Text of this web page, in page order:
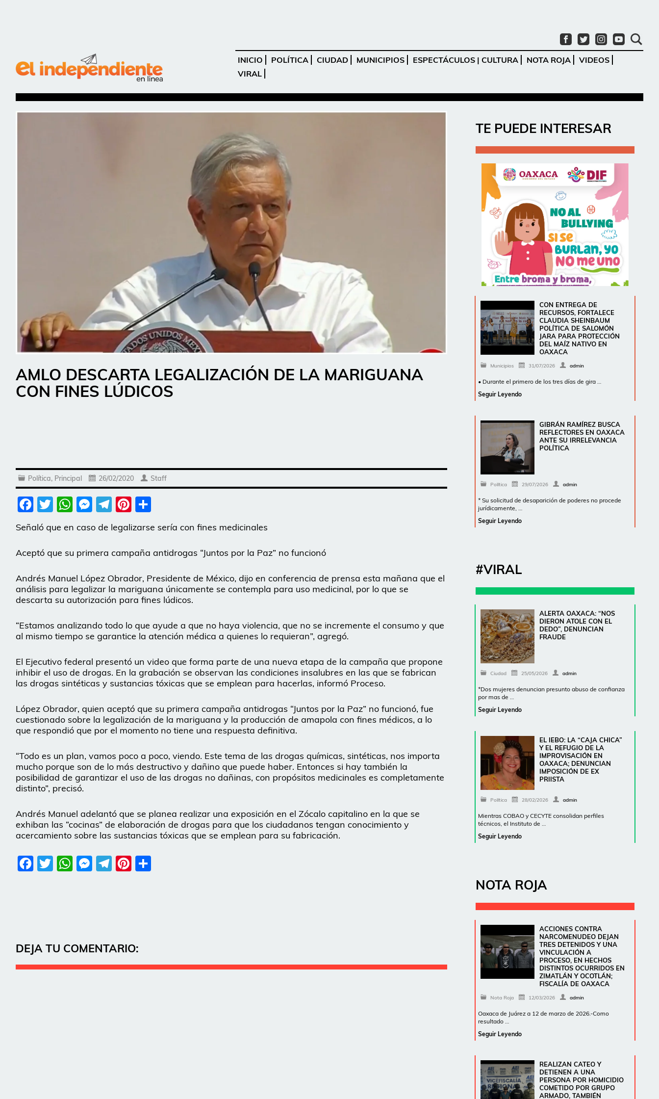
INICIO POLÍTICA CIUDAD MUNICIPIOS ESPECTÁCULOS | CULTURA NOTA ROJA
VIDEOS
VIRAL
AMLO DESCARTA LEGALIZACIÓN DE LA MARIGUANA
CON FINES LÚDICOS
Política, Principal 26/02/2020 Staff
Facebook
Twitter
WhatsApp
Messenger
Telegram
Pinterest
Señaló que en caso de legalizarse sería con fines medicinales
Aceptó que su primera campaña antidrogas “Juntos por la Paz” no funcionó
Andrés Manuel López Obrador, Presidente de México, dijo en conferencia de prensa esta mañana que el
análisis para legalizar la mariguana únicamente se contempla para uso medicinal, por lo que se
descarta su autorización para fines lúdicos.
“Estamos analizando todo lo que ayude a que no haya violencia, que no se incremente el consumo y que
al mismo tiempo se garantice la atención médica a quienes lo requieran”, agregó.
El Ejecutivo federal presentó un video que forma parte de una nueva etapa de la campaña que propone
inhibir el uso de drogas. En la grabación se observan las condiciones insalubres en las que se fabrican
las drogas sintéticas y sustancias tóxicas que se emplean para hacerlas, informó Proceso.
López Obrador, quien aceptó que su primera campaña antidrogas “Juntos por la Paz” no funcionó, fue
cuestionado sobre la legalización de la mariguana y la producción de amapola con fines médicos, a lo
que respondió que por el momento no tiene una respuesta definitiva.
“Todo es un plan, vamos poco a poco, viendo. Este tema de las drogas químicas, sintéticas, nos importa
mucho porque son de lo más destructivo y dañino que puede haber. Entonces si hay también la
posibilidad de garantizar el uso de las drogas no dañinas, con propósitos medicinales es completamente
distinto”, precisó.
Andrés Manuel adelantó que se planea realizar una exposición en el Zócalo capitalino en la que se
exhiban las “cocinas” de elaboración de drogas para que los ciudadanos tengan conocimiento y
acercamiento sobre las sustancias tóxicas que se emplean para su fabricación.
Facebook
Twitter
WhatsApp
Messenger
Telegram
Pinterest
DEJA TU COMENTARIO:
TE PUEDE INTERESAR
CON ENTREGA DE
RECURSOS, FORTALECE
CLAUDIA SHEINBAUM
POLÍTICA DE SALOMÓN
JARA PARA PROTECCIÓN
DEL MAÍZ NATIVO EN
OAXACA
Municipios 31/07/2026 admin
• Durante el primero de los tres días de gira …
Seguir Leyendo
GIBRÁN RAMÍREZ BUSCA
REFLECTORES EN OAXACA
ANTE SU IRRELEVANCIA
POLÍTICA
Política 29/07/2026 admin
* Su solicitud de desaparición de poderes no procede
jurídicamente, …
Seguir Leyendo
#VIRAL
ALERTA OAXACA: “NOS
DIERON ATOLE CON EL
DEDO”, DENUNCIAN
FRAUDE
Ciudad 25/05/2026 admin
*Dos mujeres denuncian presunto abuso de confianza
por mas de …
Seguir Leyendo
EL IEBO: LA “CAJA CHICA”
Y EL REFUGIO DE LA
IMPROVISACIÓN EN
OAXACA; DENUNCIAN
IMPOSICIÓN DE EX
PRIISTA
Política 28/02/2026 admin
Mientras COBAO y CECYTE consolidan perfiles
técnicos, el Instituto de …
Seguir Leyendo
NOTA ROJA
ACCIONES CONTRA
NARCOMENUDEO DEJAN
TRES DETENIDOS Y UNA
VINCULACIÓN A
PROCESO, EN HECHOS
DISTINTOS OCURRIDOS EN
ZIMATLÁN Y OCOTLÁN;
FISCALÍA DE OAXACA
Nota Roja 12/03/2026 admin
Oaxaca de Juárez a 12 de marzo de 2026.-Como
resultado …
Seguir Leyendo
REALIZAN CATEO Y
DETIENEN A UNA
PERSONA POR HOMICIDIO
COMETIDO POR GRUPO
ARMADO, TAMBIÉN